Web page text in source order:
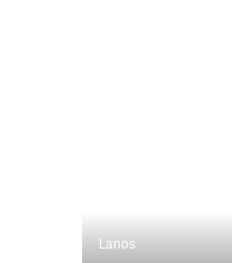
Lanos